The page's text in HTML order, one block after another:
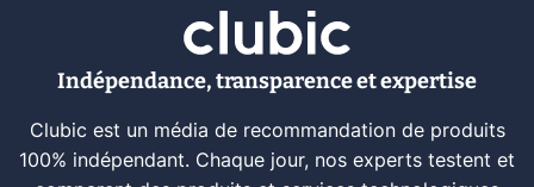
Indépendance, transparence et expertise
Clubic est un média de recommandation de produits
100% indépendant. Chaque jour, nos experts testent et